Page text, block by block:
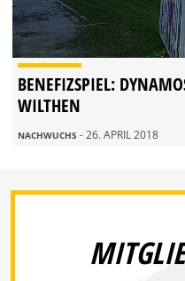
BENEFIZSPIEL:
WILTHEN
NACHWUCHS - 26. APRIL 2018